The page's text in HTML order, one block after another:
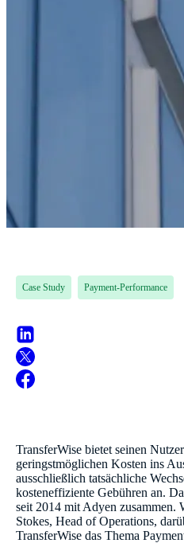
Case Study Payment-Performance
TransferWise bietet seinen
geringstmöglichen Kosten ins
ausschließlich tatsächliche
kosteneffiziente Gebühren an.
seit 2014 mit Adyen zusammen.
Stokes, Head of Operations,
TransferWise das Thema